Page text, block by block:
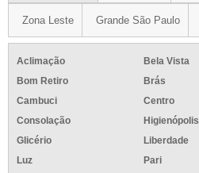
Zona Leste Grande São Paulo
Aclimação
Bela Vista
Bom Retiro
Brás
Cambuci
Centro
Consolação
Higienópolis
Glicério
Liberdade
Luz
Pari